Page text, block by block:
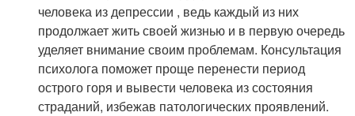
человека из депрессии , ведь каждый из них
продолжает жить своей жизнью и в первую очередь
уделяет внимание своим проблемам. Консультация
психолога поможет проще перенести период
острого горя и вывести человека из состояния
страданий, избежав патологических проявлений.